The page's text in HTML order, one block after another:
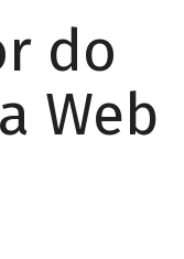
do
Web